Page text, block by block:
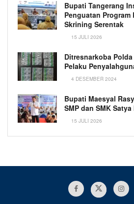
Bupati Tangerang
Penguatan Program
Skrining Serentak
15 JULI 2026
Ditresnarkoba
Pelaku
4 DESEMBER 2024
Bupati Maesyal
SMP dan SMK
15 JULI 2026